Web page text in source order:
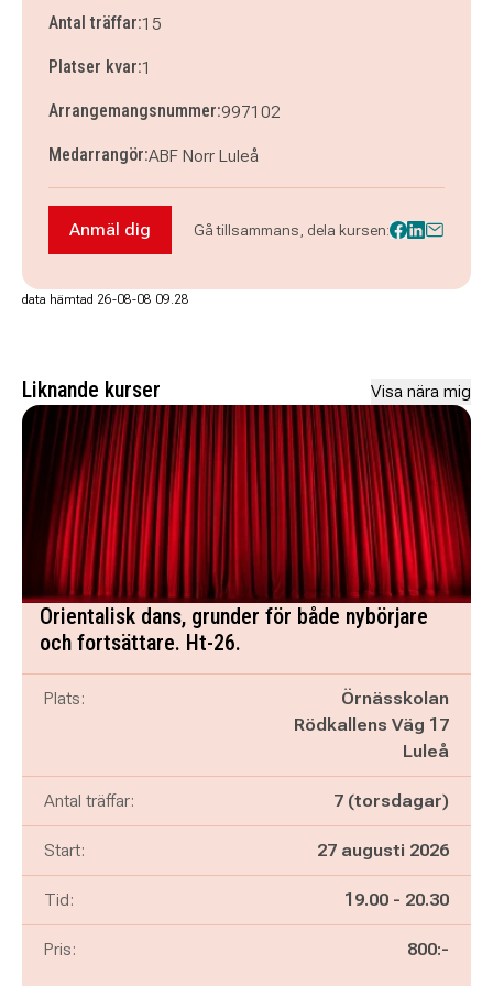
Antal träffar:15
Platser kvar:1
Arrangemangsnummer:997102
Medarrangör:ABF Norr Luleå
Anmäl dig till Lule Stass: Teaterkurs för
Anmäl dig Gå tillsammans, dela kursen:
data hämtad 26-08-08 09.28
Liknande kurser Visa nära mig
Orientalisk dans, grunder för både nybörjare
och fortsättare. Ht-26.
Plats:
Örnässkolan
Rödkallens Väg 17
Luleå
Antal träffar: 7 (torsdagar)
Start: 27 augusti 2026
Tid: Pågår mellan
19.00 - och
20.30
Pris: 800:-